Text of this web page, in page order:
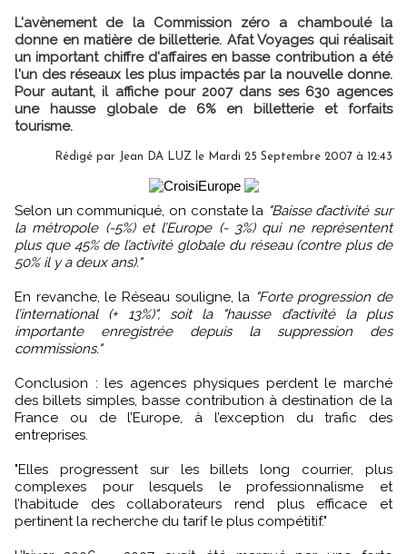
L'avènement de la Commission zéro a chamboulé la
donne en matière de billetterie. Afat Voyages qui réalisait
un important chiffre d'affaires en basse contribution a été
l'un des réseaux les plus impactés par la nouvelle donne.
Pour autant, il affiche pour 2007 dans ses 630 agences
une hausse globale de 6% en billetterie et forfaits
tourisme.
Rédigé par Jean DA LUZ le Mardi 25 Septembre 2007 à 12:43
Selon un communiqué, on constate la "Baisse d’activité sur
la métropole (-5%) et l’Europe (- 3%) qui ne représentent
plus que 45% de l’activité globale du réseau (contre plus de
50% il y a deux ans)."
En revanche, le Réseau souligne, la "Forte progression de
l’international (+ 13%)", soit la "hausse d’activité la plus
importante enregistrée depuis la suppression des
commissions."
Conclusion : les agences physiques perdent le marché
des billets simples, basse contribution à destination de la
France ou de l’Europe, à l’exception du trafic des
entreprises.
"Elles progressent sur les billets long courrier, plus
complexes pour lesquels le professionnalisme et
l’habitude des collaborateurs rend plus efficace et
pertinent la recherche du tarif le plus compétitif."